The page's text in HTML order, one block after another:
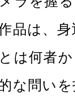
品は、
は何者
な問い